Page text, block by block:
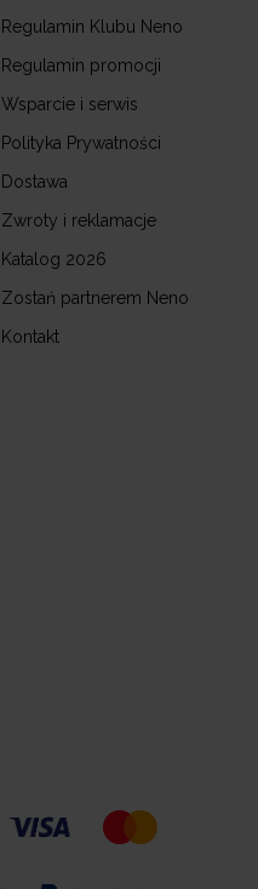
Regulamin Klubu Neno
Regulamin promocji
Wsparcie i serwis
Polityka Prywatności
Dostawa
Zwroty i reklamacje
Katalog 2026
Zostań partnerem Neno
Kontakt